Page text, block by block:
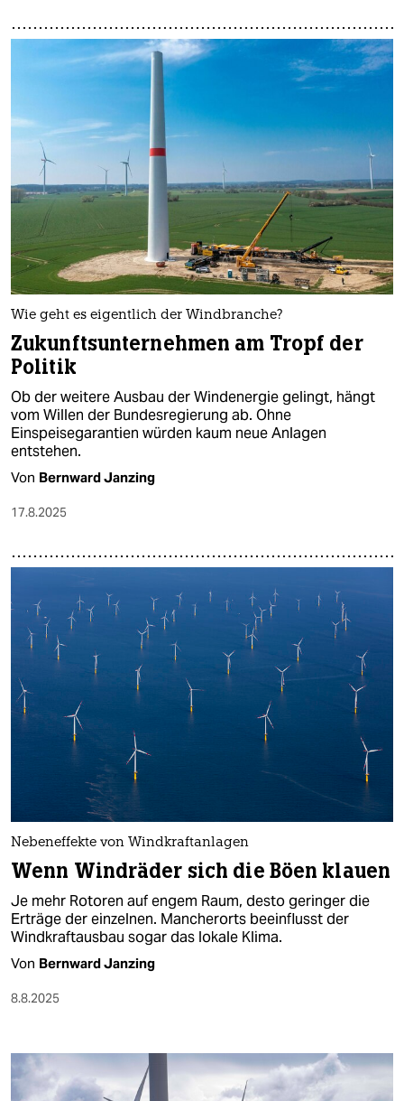
Wie geht es eigentlich der Windbranche?
Zukunftsunternehmen am Tropf der
Politik
Ob der weitere Ausbau der Windenergie gelingt, hängt
vom Willen der Bundesregierung ab. Ohne
Einspeisegarantien würden kaum neue Anlagen
entstehen.
Von Bernward Janzing
17.8.2025
Nebeneffekte von Windkraftanlagen
Wenn Windräder sich die Böen klauen
Je mehr Rotoren auf engem Raum, desto geringer die
Erträge der einzelnen. Mancherorts beeinflusst der
Windkraftausbau sogar das lokale Klima.
Von Bernward Janzing
8.8.2025